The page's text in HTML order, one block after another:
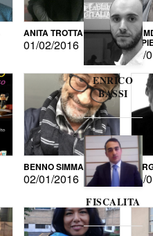
ANITA TROTTA
01/02/2016 DI
15/
BENNO SIMMA
02/01/2016
ENRICO
BASSI
FISCALITA